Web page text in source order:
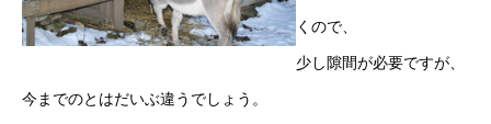
くので、
少し隙間が必要ですが、
今までのとはだいぶ違うでしょう。